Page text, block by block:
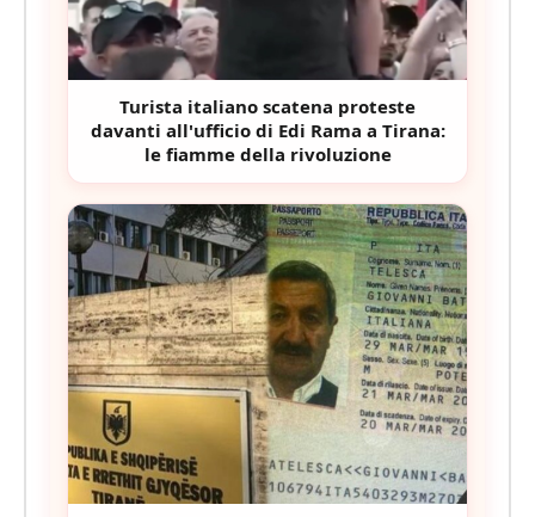
Turista italiano scatena proteste
davanti all'ufficio di Edi Rama a Tirana:
le fiamme della rivoluzione